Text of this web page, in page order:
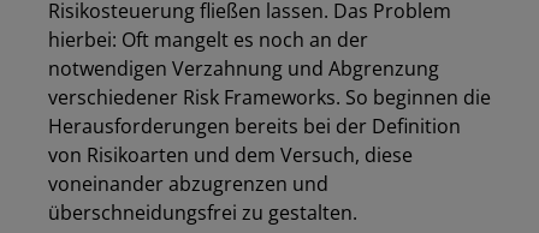
Risikosteuerung fließen lassen. Das Problem
hierbei: Oft mangelt es noch an der
notwendigen Verzahnung und Abgrenzung
verschiedener Risk Frameworks. So beginnen die
Herausforderungen bereits bei der Definition
von Risikoarten und dem Versuch, diese
voneinander abzugrenzen und
überschneidungsfrei zu gestalten.
Los